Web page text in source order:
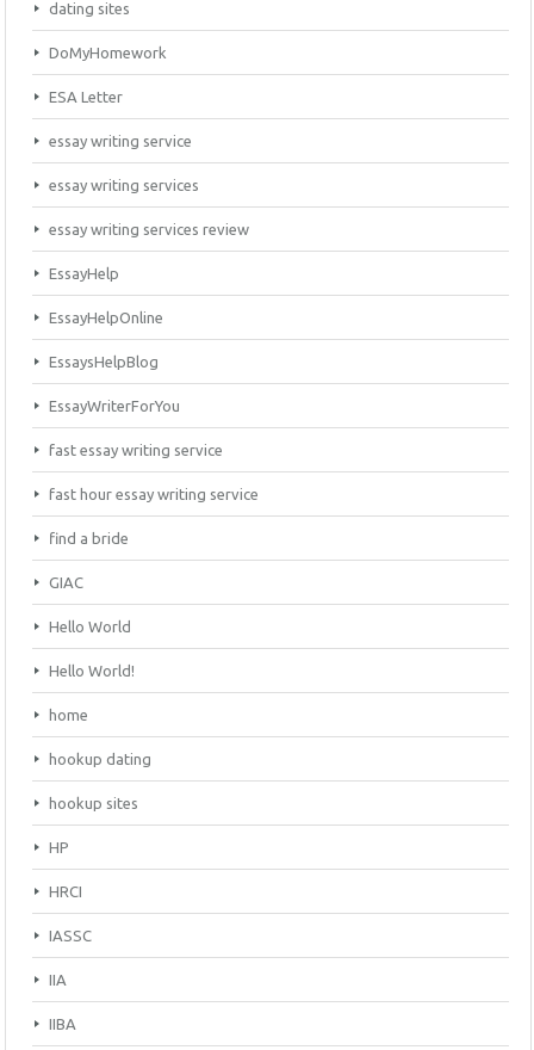
dating sites
DoMyHomework
ESA Letter
essay writing service
essay writing services
essay writing services review
EssayHelp
EssayHelpOnline
EssaysHelpBlog
EssayWriterForYou
fast essay writing service
fast hour essay writing service
find a bride
GIAC
Hello World
Hello World!
home
hookup dating
hookup sites
HP
HRCI
IASSC
IIA
IIBA